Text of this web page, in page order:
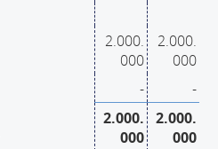
2.000.
000
2.000.
000
- -
2.000.
000
2.000.
000